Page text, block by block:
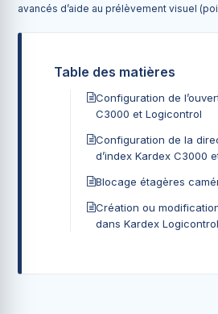
avancés d’aide au prélèvement visuel
Table des matières
Configuration de
C3000 et Logicontrol
Configuration de la
d’index Kardex C3000
Blocage étagères
Création ou
dans Kardex